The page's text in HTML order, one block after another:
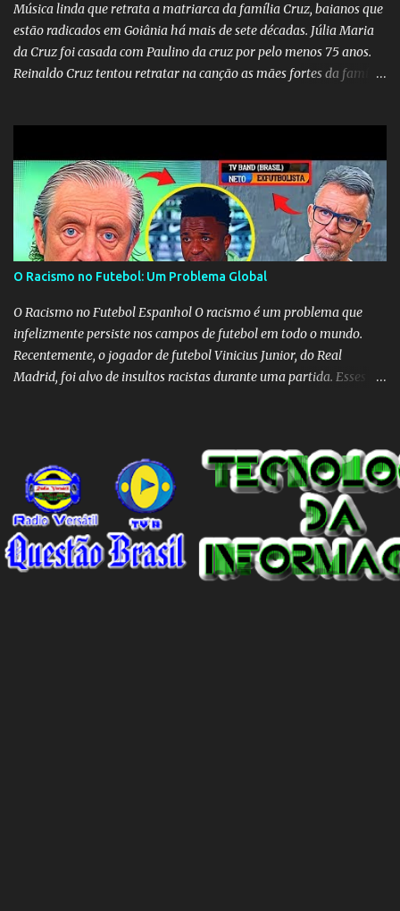
Música linda que retrata a matriarca da família Cruz, baianos que
estão radicados em Goiânia há mais de sete décadas. Júlia Maria
da Cruz foi casada com Paulino da cruz por pelo menos 75 anos.
Reinaldo Cruz tentou retratar na canção as mães fortes da família
O Racismo no Futebol: Um Problema Global
O Racismo no Futebol Espanhol O racismo é um problema que
infelizmente persiste nos campos de futebol em todo o mundo.
Recentemente, o jogador de futebol Vinicius Junior, do Real
Madrid, foi alvo de insultos racistas durante uma partida. Esses
futebol brasileiros foram convidados a comentar sobre o incidente
envolvendo Vinicius Junior. Eles afirmaram que embora o racismo
seja um problema global, é importante reconhecer que a Espanha
não é um país racista em si. No entanto, existem indivíduos racistas
em todas as partes do mundo, incluindo a Espanha. É essencial
separar o comportamento desses indivíduos racistas da sociedade